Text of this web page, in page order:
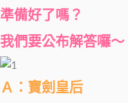
準備好了嗎？
我們要公布解答囉～
Ａ：寶劍皇后